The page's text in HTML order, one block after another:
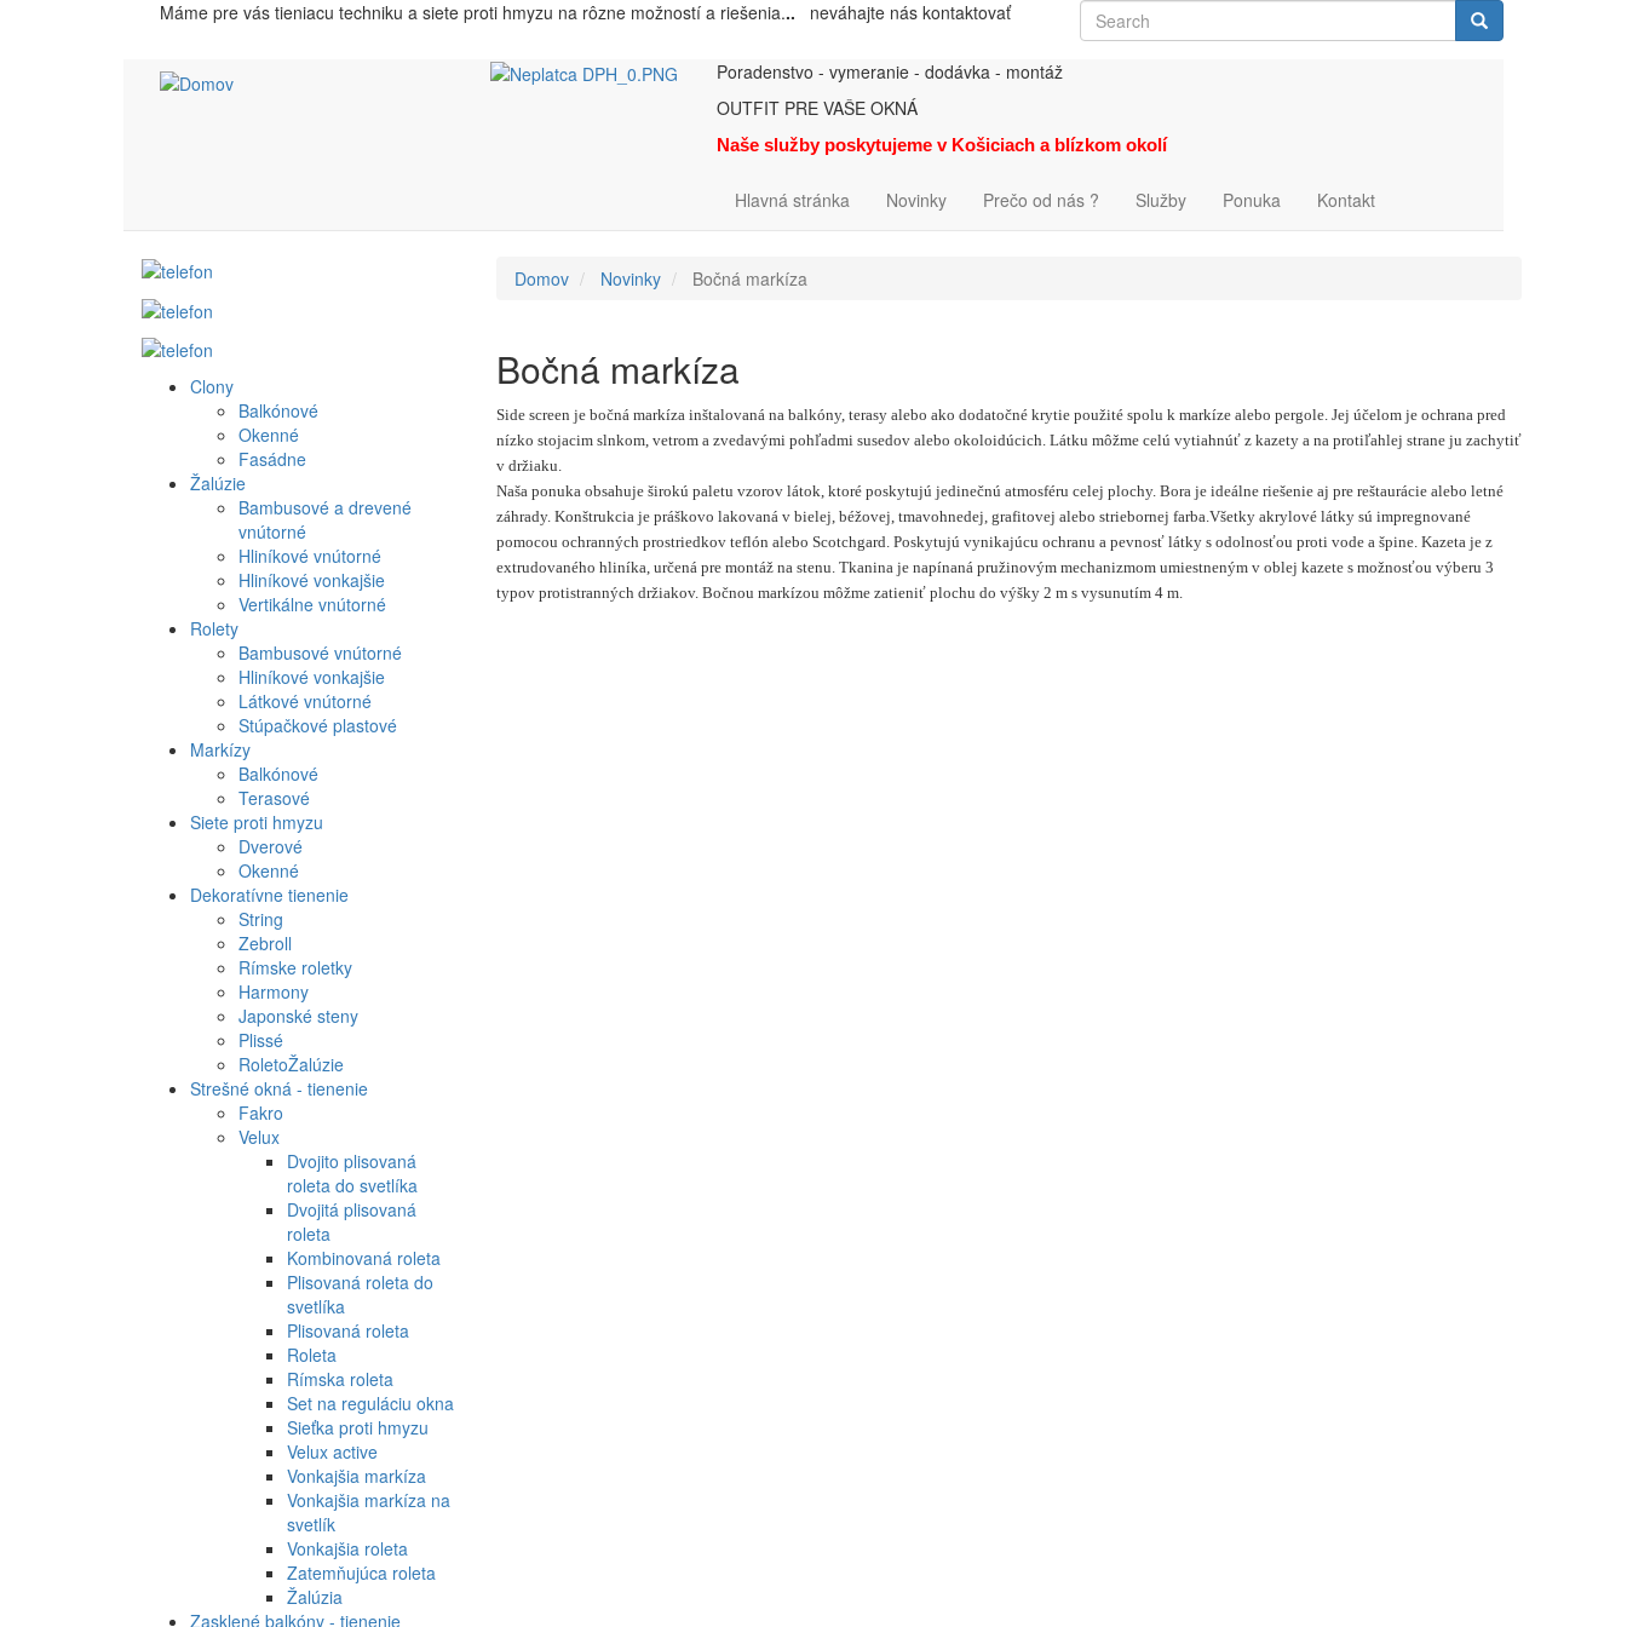
Máme pre vás tieniacu techniku a siete proti hmyzu na rôzne možností a riešenia... neváhajte nás kontaktovať Search Search
Poradenstvo - vymeranie - dodávka - montáž
OUTFIT PRE VAŠE OKNÁ
Naše služby poskytujeme v Košiciach a blízkom okolí
Hlavná stránka Novinky Prečo od nás ? Služby Ponuka Kontakt
Domov Novinky Bočná markíza
Bočná markíza
Side screen je bočná markíza inštalovaná na balkóny, terasy alebo ako dodatočné krytie použité spolu k markíze alebo pergole. Jej účelom je ochrana pred
nízko stojacim slnkom, vetrom a zvedavými pohľadmi susedov alebo okoloidúcich. Látku môžme celú vytiahnúť z kazety a na protiľahlej strane ju zachytiť
v držiaku.
Naša ponuka obsahuje širokú paletu vzorov látok, ktoré poskytujú jedinečnú atmosféru celej plochy. Bora je ideálne riešenie aj pre reštaurácie alebo letné
záhrady. Konštrukcia je práškovo lakovaná v bielej, béžovej, tmavohnedej, grafitovej alebo striebornej farba.Všetky akrylové látky sú impregnované
pomocou ochranných prostriedkov teflón alebo Scotchgard. Poskytujú vynikajúcu ochranu a pevnosť látky s odolnosťou proti vode a špine. Kazeta je z
extrudovaného hliníka, určená pre montáž na stenu. Tkanina je napínaná pružinovým mechanizmom umiestneným v oblej kazete s možnosťou výberu 3
typov protistranných držiakov. Bočnou markízou môžme zatieniť plochu do výšky 2 m s vysunutím 4 m.
Produkt
menu
Clony
Balkónové
Okenné
Fasádne
Žalúzie
Bambusové a drevené
vnútorné
Hliníkové vnútorné
Hliníkové vonkajšie
Vertikálne vnútorné
Rolety
Bambusové vnútorné
Hliníkové vonkajšie
Látkové vnútorné
Stúpačkové plastové
Markízy
Balkónové
Terasové
Siete proti hmyzu
Dverové
Okenné
Dekoratívne tienenie
String
Zebroll
Rímske roletky
Harmony
Japonské steny
Plissé
RoletoŽalúzie
Strešné okná - tienenie
Fakro
Velux
Dvojito plisovaná
roleta do svetlíka
Dvojitá plisovaná
roleta
Kombinovaná roleta
Plisovaná roleta do
svetlíka
Plisovaná roleta
Roleta
Rímska roleta
Set na reguláciu okna
Sieťka proti hmyzu
Velux active
Vonkajšia markíza
Vonkajšia markíza na
svetlík
Vonkajšia roleta
Zatemňujúca roleta
Žalúzia
Zasklené balkóny - tienenie